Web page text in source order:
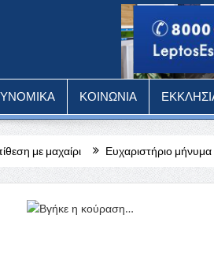
ΚΟΙΝΩΝΙΑ
Ευχαριστήριο μήνυμα Χ. Πάζαρου για Α.